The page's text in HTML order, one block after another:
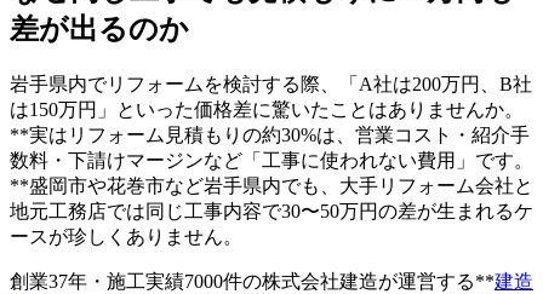
差が出るのか
岩手県内でリフォームを検討する際、「A社は200万円、B社
は150万円」といった価格差に驚いたことはありませんか。
**実はリフォーム見積もりの約30%は、営業コスト・紹介手
数料・下請けマージンなど「工事に使われない費用」です。
**盛岡市や花巻市など岩手県内でも、大手リフォーム会社と
地元工務店では同じ工事内容で30〜50万円の差が生まれるケ
ースが珍しくありません。
創業37年・施工実績7000件の株式会社建造が運営する**建造